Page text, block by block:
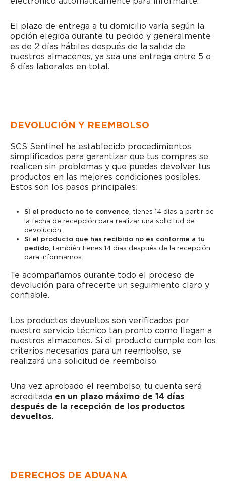
El plazo de entrega a tu domicilio varía según la
opción elegida durante tu pedido y generalmente
es de 2 días hábiles después de la salida de
nuestros almacenes, ya sea una entrega entre 5 o
6 días laborales en total.
DEVOLUCIÓN Y REEMBOLSO
SCS Sentinel ha establecido procedimientos
simplificados para garantizar que tus compras se
realicen sin problemas y que puedas devolver tus
productos en las mejores condiciones posibles.
Estos son los pasos principales:
Si el producto no te convence , tienes 14 días a partir de
la fecha de recepción para realizar una solicitud de
devolución.
Si el producto que has recibido no es conforme a tu
pedido , también tienes 14 días después de la recepción
para informarnos.
Te acompañamos durante todo el proceso de
devolución para ofrecerte un seguimiento claro y
confiable.
Los productos devueltos son verificados por
nuestro servicio técnico tan pronto como llegan a
nuestros almacenes. Si el producto cumple con los
criterios necesarios para un reembolso, se
realizará una solicitud de reembolso.
Una vez aprobado el reembolso, tu cuenta será
acreditada en un plazo máximo de 14 días
después de la recepción de los productos
devueltos.
DERECHOS DE ADUANA